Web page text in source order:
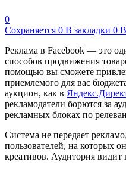
0
Сохраняется 0 В закладки 0
Реклама в Facebook — это
способов продвижения
помощью вы сможете
приемлемого для вас
аукцион, как в
рекламодатели борются за
рекламных блоках по
Система не передает
пользователей, на которых
креативов. Аудитория